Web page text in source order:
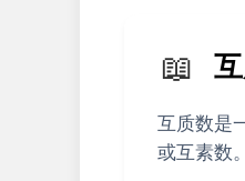
📖
互质数是
或互素数。